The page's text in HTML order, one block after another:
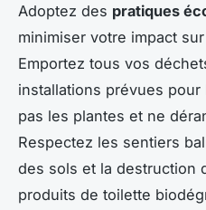
Adoptez des pratiques
minimiser votre impact
Emportez tous vos
installations prévues
pas les plantes et ne
Respectez les sentiers
des sols et la destruction
produits de toilette